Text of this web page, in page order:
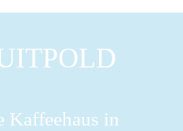
Kaffeehaus in